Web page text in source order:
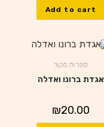
Add to cart
ספרות מקור
אגדת ברונו ואדלה
₪20.00